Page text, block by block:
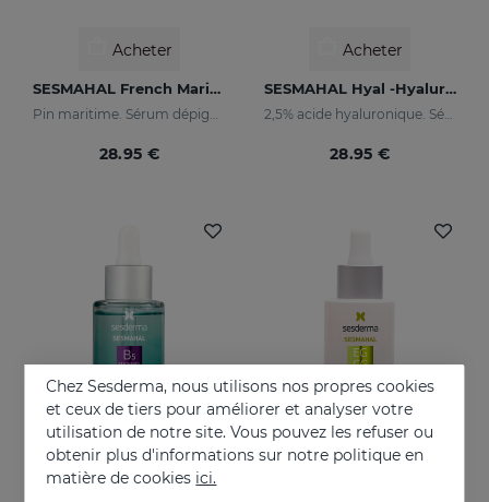
Acheter
SESMAHAL French Maritime Pine
28.95 €
Acheter
SESMAHAL Hyal -Hyaluronic Acid 2.5%
2,5% acide hyaluronique. Sérum concentré remplisseur
28.95 €
Acheter Acheter
Chez Sesderma, nous utilisons nos propres cookies
et ceux de tiers pour améliorer et analyser votre
utilisation de notre site. Vous pouvez les refuser ou
obtenir plus d'informations sur notre politique en
matière de cookies ici.